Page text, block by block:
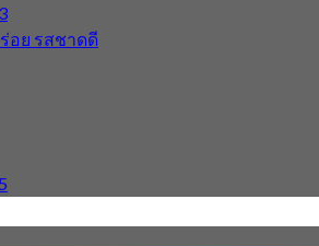
อย รสชาดดี